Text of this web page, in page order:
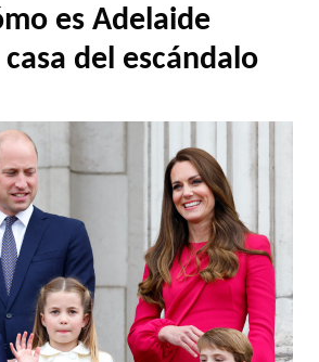
es Adelaide
del escándalo